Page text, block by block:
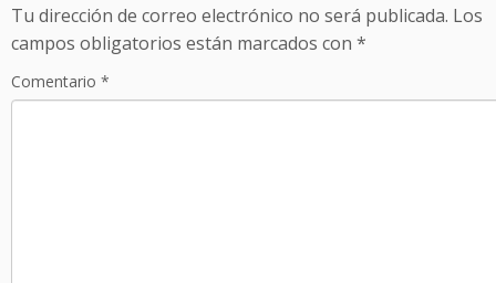
Tu dirección de correo electrónico no será publicada. Los
campos obligatorios están marcados con *
Comentario *